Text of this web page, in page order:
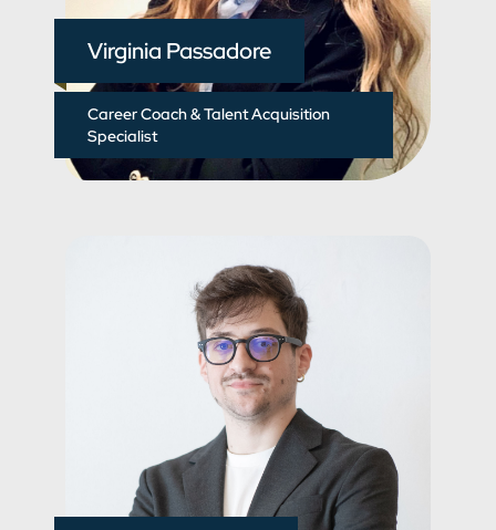
Virginia Passadore
Career Coach & Talent Acquisition
Specialist